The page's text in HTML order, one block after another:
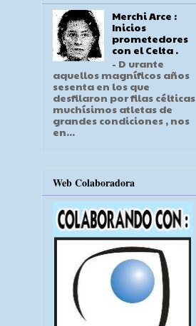
Merchi Arce :
Inicios
prometedores
con el Celta .
- D urante
aquellos magníficos años
sesenta en los que
desfilaron por filas célticas
muchísimos atletas de
grandes condiciones , nos
en...
Web Colaboradora